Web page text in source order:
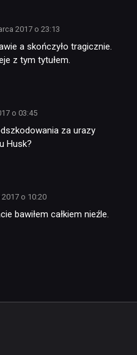
2017 o 23:13
a skończyło tragicznie.
z tym tytułem.
o 03:45
za urazy
Husk?
o 10:20
bawiłem całkiem nieźle.